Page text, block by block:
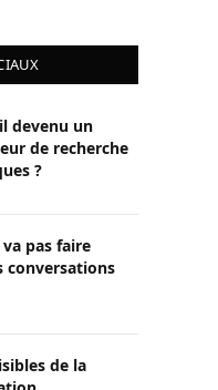
devenu un
de recherche
?
pas faire
conversations
de la